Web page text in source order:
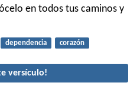
en todos tus caminos y
dependencia corazón
versículo!